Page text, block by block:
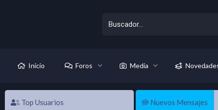
Inicio Foros Media
Top Usuarios Nuevos Mensajes